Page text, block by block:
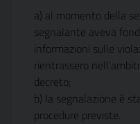
a) al momento della
segnalante aveva
informazioni sulle
rientrassero
decreto;
b) la segnalazione è
procedure previste.